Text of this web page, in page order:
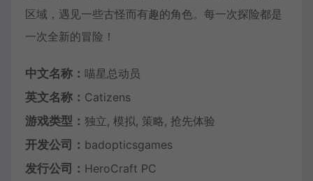
区域，遇见一些古怪而有趣的角色。每一次探险都是
一次全新的冒险！
中文名称： 喵星总动员
英文名称： Catizens
游戏类型： 独立, 模拟, 策略, 抢先体验
开发公司： badopticsgames
发行公司： HeroCraft PC